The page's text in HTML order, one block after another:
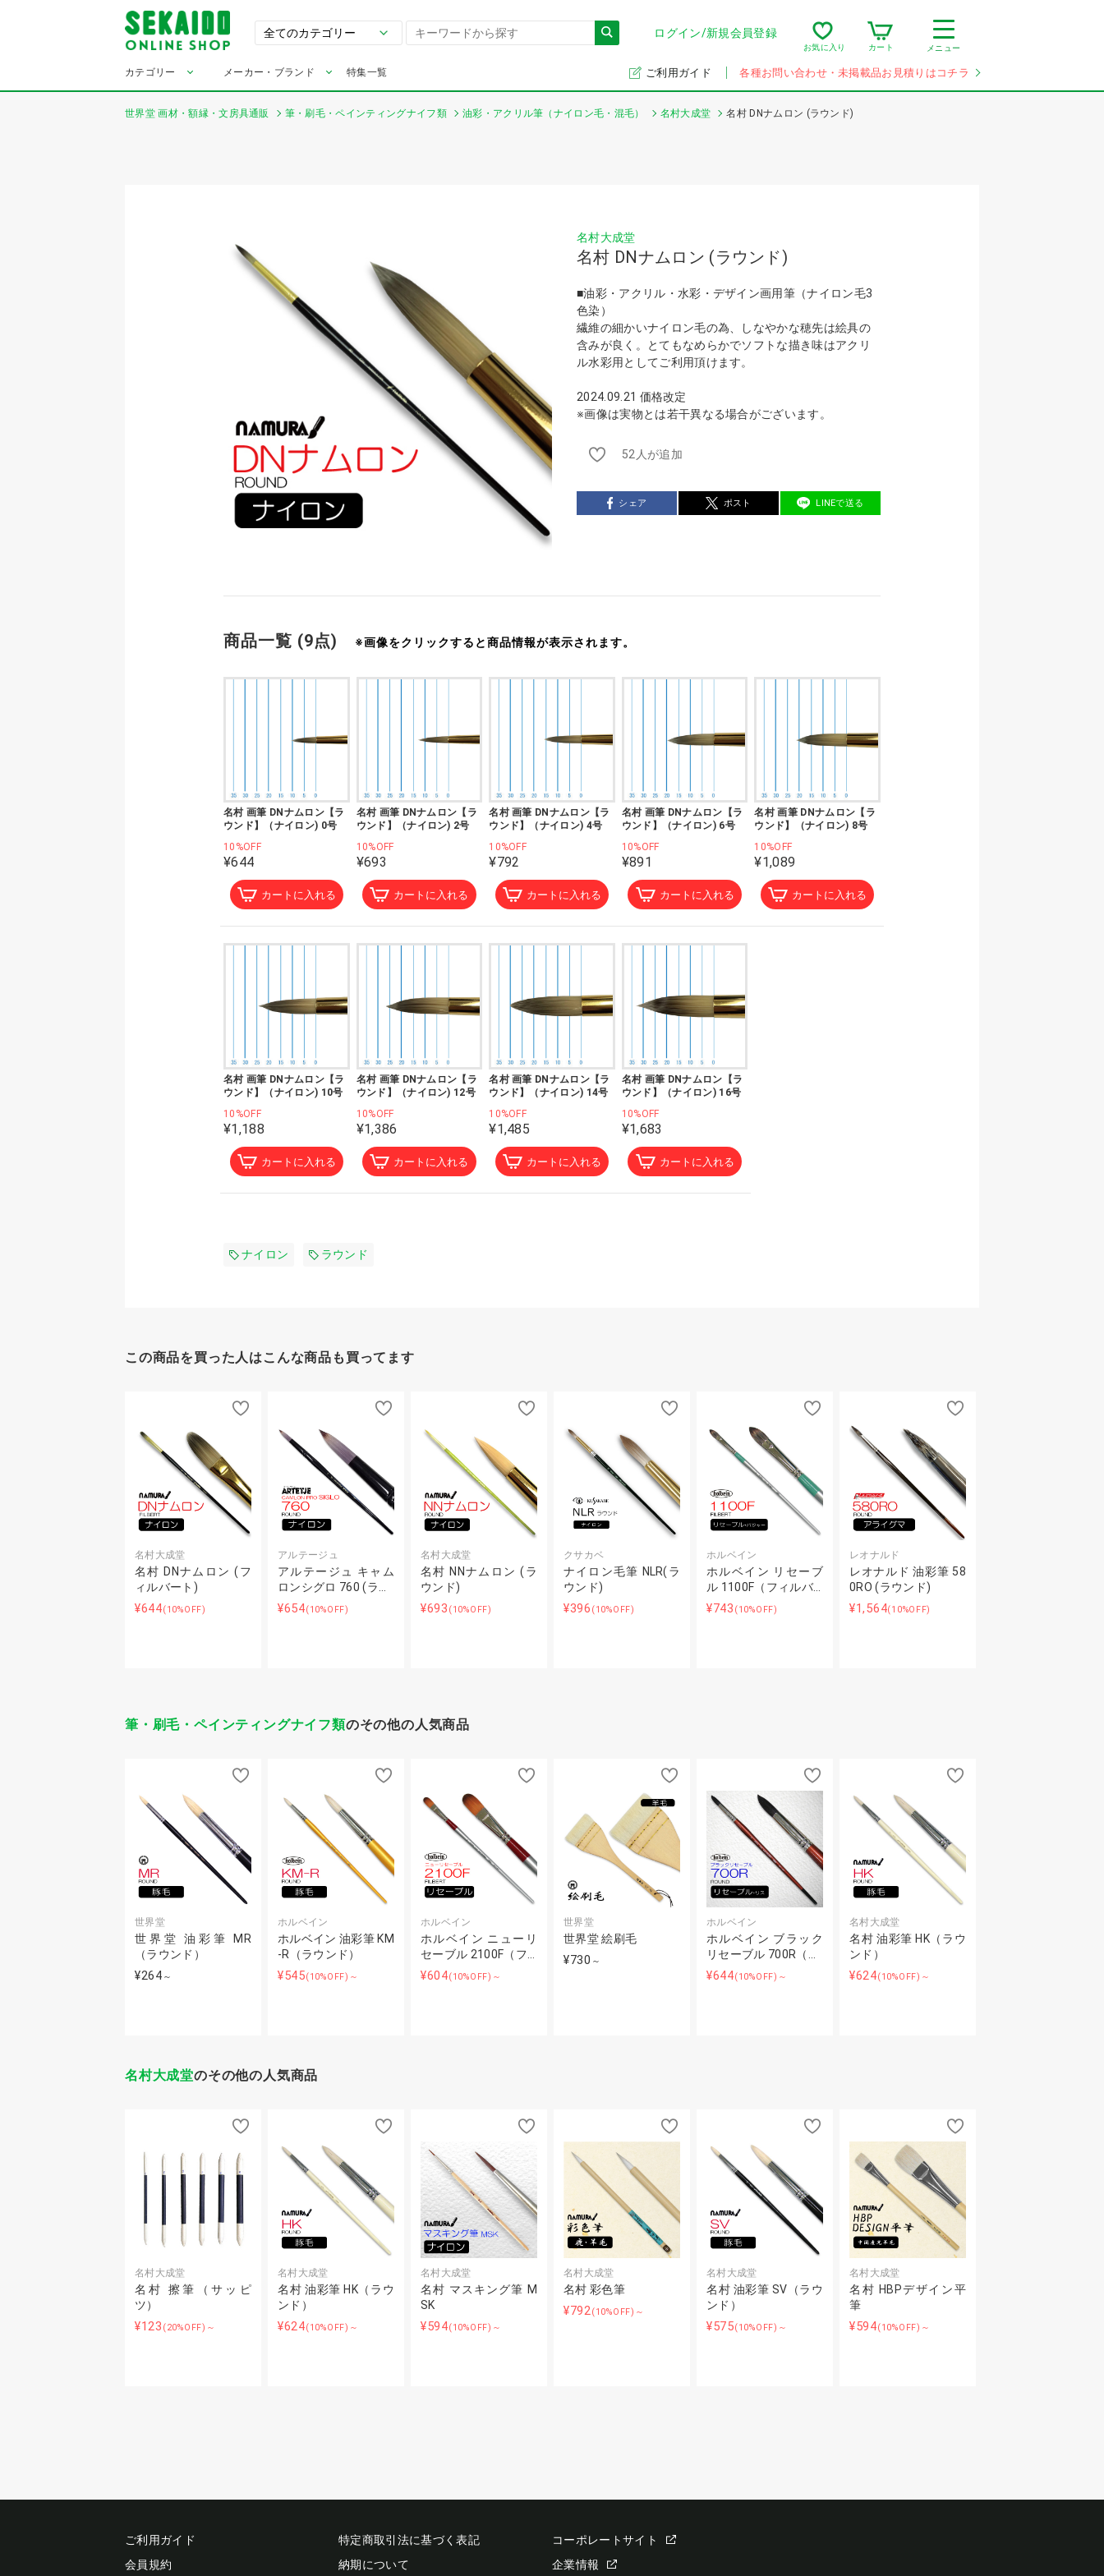
ログイン/新規会員登録
お気に入り カート メニュー
カテゴリー メーカー・ブランド 特集一覧 ご利用ガイド 各種お問い合わせ・未掲載品お見積りはコチラ
世界堂 画材・額縁・文房具通販 筆・刷毛・ペインティングナイフ類 油彩・アクリル筆（ナイロン毛・混毛） 名村大成堂 名村 DNナムロン (ラウンド)
名村大成堂
名村 DNナムロン (ラウンド)
■油彩・アクリル・水彩・デザイン画用筆（ナイロン毛3
色染）
繊維の細かいナイロン毛の為、しなやかな穂先は絵具の
含みが良く。とてもなめらかでソフトな描き味はアクリ
ル水彩用としてご利用頂けます。
2024.09.21 価格改定
※画像は実物とは若干異なる場合がございます。
52人が追加
シェア ポスト LINEで送る
商品一覧 (9点) ※画像をクリックすると商品情報が表示されます。
名村 画筆 DNナムロン【ラ
ウンド】（ナイロン) 0号
10%OFF
¥644
カートに入れる
名村 画筆 DNナムロン【ラ
ウンド】（ナイロン) 2号
10%OFF
¥693
カートに入れる
名村 画筆 DNナムロン【ラ
ウンド】（ナイロン) 4号
10%OFF
¥792
カートに入れる
名村 画筆 DNナムロン【ラ
ウンド】（ナイロン) 6号
10%OFF
¥891
カートに入れる
名村 画筆 DNナムロン【ラ
ウンド】（ナイロン) 8号
10%OFF
¥1,089
カートに入れる
名村 画筆 DNナムロン【ラ
ウンド】（ナイロン) 10号
10%OFF
¥1,188
カートに入れる
名村 画筆 DNナムロン【ラ
ウンド】（ナイロン) 12号
10%OFF
¥1,386
カートに入れる
名村 画筆 DNナムロン【ラ
ウンド】（ナイロン) 14号
10%OFF
¥1,485
カートに入れる
名村 画筆 DNナムロン【ラ
ウンド】（ナイロン) 16号
10%OFF
¥1,683
カートに入れる
ナイロン ラウンド
この商品を買った人はこんな商品も買ってます
名村大成堂
名村 DNナムロン (フ
ィルバート)
¥644(10%OFF)
アルテージュ
アルテージュ キャム
ロンシグロ 760 (ラ…
¥654(10%OFF)
名村大成堂
名村 NNナムロン (ラ
ウンド)
¥693 (10%OFF)
クサカベ
ナイロン毛筆 NLR(ラ
ウンド)
¥396 (10%OFF)
ホルベイン
ホルベイン リセーブ
ル 1100F（フィルバ…
¥743 (10%OFF)
レオナルド
レオナルド 油彩筆 58
0RO (ラウンド)
¥1,564(10%OFF)
筆・刷毛・ペインティングナイフ類のその他の人気商品
世界堂
世界堂 油彩筆 MR
（ラウンド）
¥264 ～
ホルベイン
ホルベイン 油彩筆 KM
-R（ラウンド）
¥545(10%OFF)～
ホルベイン
ホルベイン ニューリ
セーブル 2100F（フ…
¥604(10%OFF)～
世界堂
世界堂 絵刷毛
¥730 ～
ホルベイン
ホルベイン ブラック
リセーブル 700R（…
¥644(10%OFF)～
名村大成堂
名村 油彩筆 HK（ラウ
ンド）
¥624(10%OFF)～
名村大成堂のその他の人気商品
名村大成堂
名村 擦筆（サッピ
ツ）
¥123 (20%OFF)～
名村大成堂
名村 油彩筆 HK（ラウ
ンド）
¥624(10%OFF)～
名村大成堂
名村 マスキング筆 M
SK
¥594(10%OFF)～
名村大成堂
名村 彩色筆
¥792(10%OFF)～
名村大成堂
名村 油彩筆 SV（ラウ
ンド）
¥575(10%OFF)～
名村大成堂
名村 HBPデザイン平
筆
¥594(10%OFF)～
ご利用ガイド
会員規約
特定商取引法に基づく表記
納期について
コーポレートサイト
企業情報